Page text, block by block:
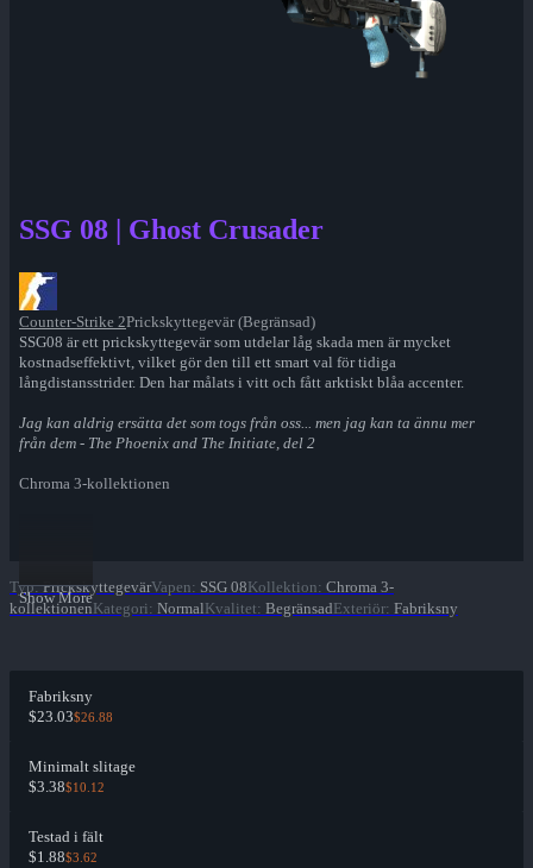
SSG 08 | Ghost Crusader
Counter-Strike 2Prickskyttegevär (Begränsad)
SSG08 är ett prickskyttegevär som utdelar låg skada men är mycket
kostnadseffektivt, vilket gör den till ett smart val för tidiga
långdistansstrider. Den har målats i vitt och fått arktiskt blåa accenter.
Jag kan aldrig ersätta det som togs från oss... men jag kan ta ännu mer
från dem - The Phoenix and The Initiate, del 2
Chroma 3-kollektionen
Show More
Typ: PrickskyttegevärVapen: SSG 08Kollektion: Chroma 3-
kollektionenKategori: NormalKvalitet: BegränsadExteriör: Fabriksny
Fabriksny
$23.03$26.88
Minimalt slitage
$3.38$10.12
Testad i fält
$1.88$3.62